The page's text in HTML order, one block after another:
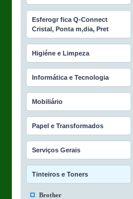
Esferogr fica Q-Connect
Cristal, Ponta m‚dia, Pret
Higiéne e Limpeza
Informática e Tecnologia
Mobiliário
Papel e Transformados
Serviços Gerais
Tinteiros e Toners
Brother